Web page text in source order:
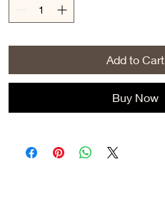
Add to Cart
Buy Now